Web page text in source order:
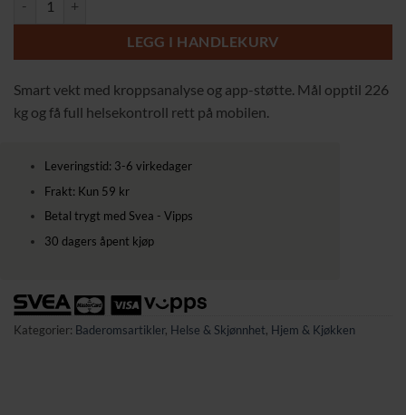
439,00 kr.329,00 kr.
LEGG I HANDLEKURV
Smart vekt med kroppsanalyse og app-støtte. Mål opptil 226
kg og få full helsekontroll rett på mobilen.
Leveringstid: 3-6 virkedager
Frakt: Kun 59 kr
Betal trygt med Svea - Vipps
30 dagers åpent kjøp
Kategorier: Baderomsartikler, Helse & Skjønnhet, Hjem & Kjøkken